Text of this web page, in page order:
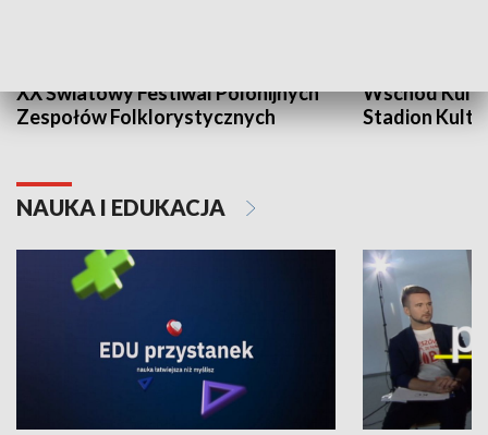
XX Światowy Festiwal Polonijnych
Zespołów Folklorystycznych
Wschód
Stadion
NAUKA I EDUKACJA